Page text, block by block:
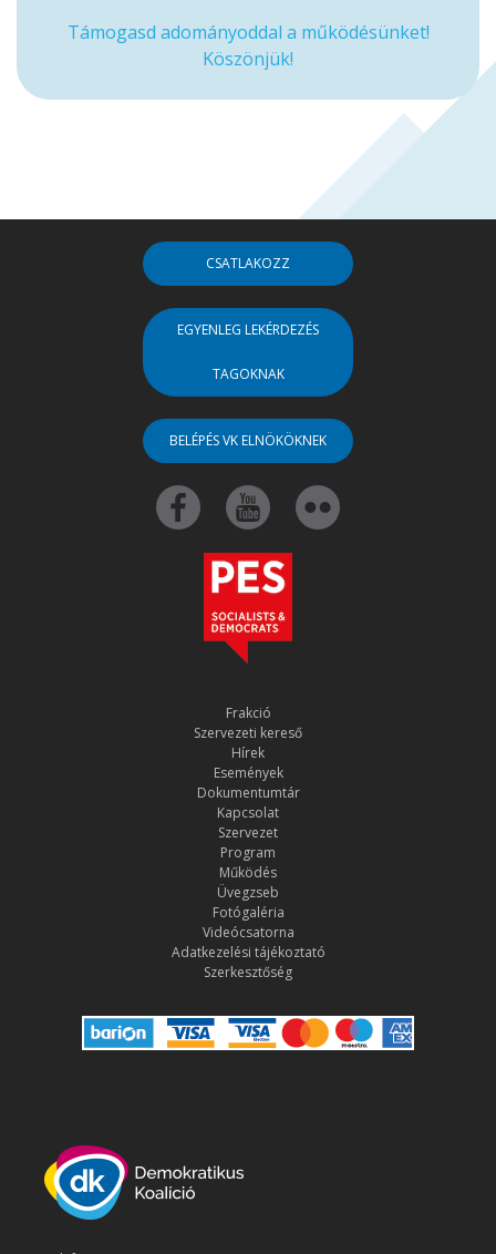
Támogasd adományoddal a működésünket!
Köszönjük!
CSATLAKOZZ
EGYENLEG LEKÉRDEZÉS
TAGOKNAK
BELÉPÉS VK ELNÖKÖKNEK
Frakció
Szervezeti kereső
Hírek
Események
Dokumentumtár
Kapcsolat
Szervezet
Program
Működés
Üvegzseb
Fotógaléria
Videócsatorna
Adatkezelési tájékoztató
Szerkesztőség